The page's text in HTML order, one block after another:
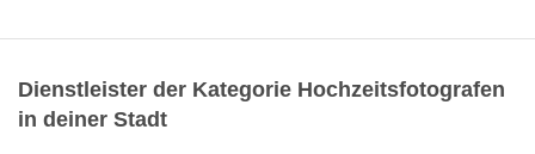
Dienstleister der Kategorie Hochzeitsfotografen
in deiner Stadt